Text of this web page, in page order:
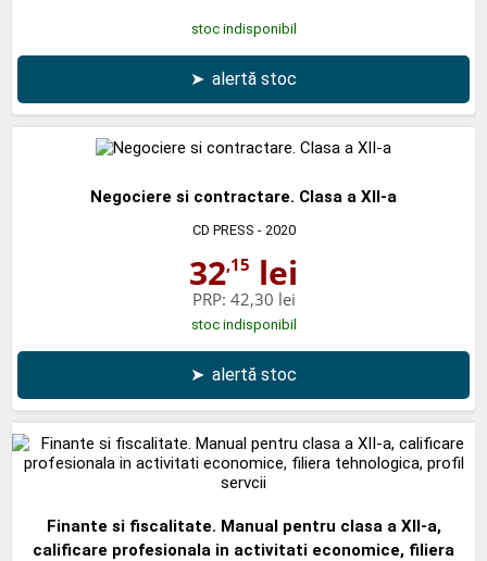
stoc indisponibil
➤ alertă stoc
Negociere si contractare. Clasa a XII-a
CD PRESS - 2020
32,15 lei
PRP: 42,30 lei
stoc indisponibil
➤ alertă stoc
Finante si fiscalitate. Manual pentru clasa a XII-a,
calificare profesionala in activitati economice, filiera